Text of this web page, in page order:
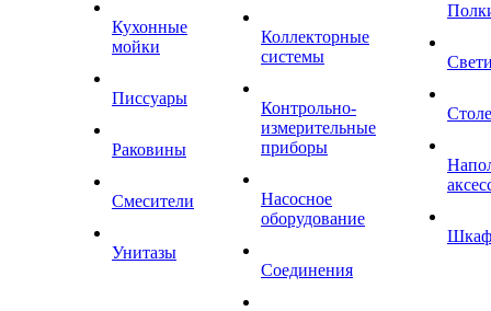
Кухонные
мойки
Писсуары
Раковины
Смесители
Унитазы
Коллекторные
системы
Контрольно-
измерительные
приборы
Насосное
оборудование
Соединения